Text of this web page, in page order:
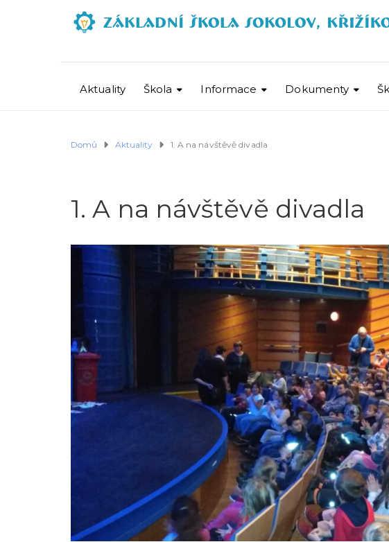
Aktuality Škola Informace Dokumenty
Domů Aktuality 1. A na návštěvě divadla
1. A na návštěvě divadla